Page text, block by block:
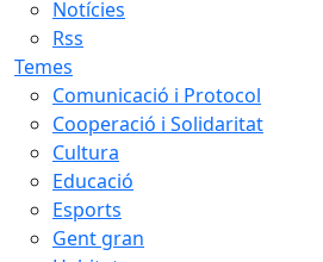
Notícies
Rss
Temes
Comunicació i Protocol
Cooperació i Solidaritat
Cultura
Educació
Esports
Gent gran